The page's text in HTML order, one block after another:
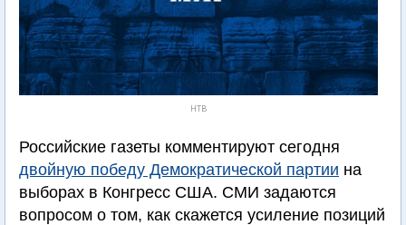
НТВ
Российские газеты комментируют сегодня
двойную победу Демократической партии на
выборах в Конгресс США. СМИ задаются
вопросом о том, как скажется усиление позиций